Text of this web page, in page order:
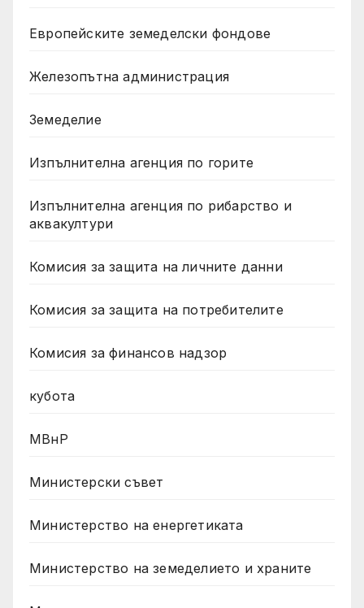
Европейските земеделски фондове
Железопътна администрация
Земеделие
Изпълнителна агенция по горите
Изпълнителна агенция по рибарство и
аквакултури
Комисия за защита на личните данни
Комисия за защита на потребителите
Комисия за финансов надзор
кубота
МВнР
Министерски съвет
Министерство на енергетиката
Министерство на земеделието и храните